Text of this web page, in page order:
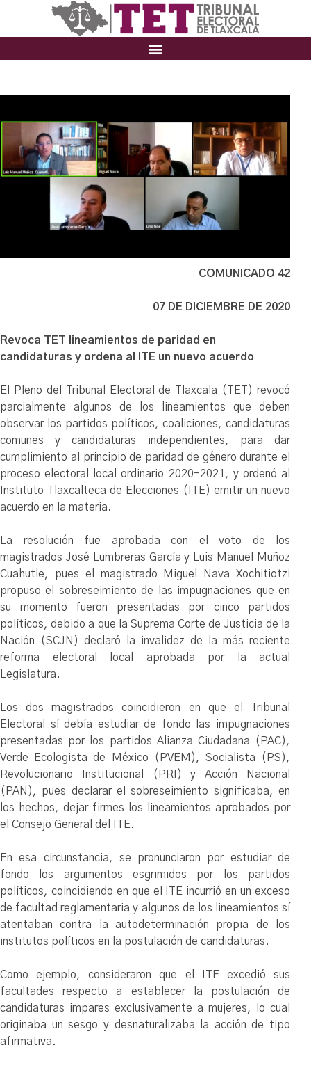
COMUNICADO 42
07 DE DICIEMBRE DE 2020
Revoca TET lineamientos de paridad en
candidaturas y ordena al ITE un nuevo acuerdo
El Pleno del Tribunal Electoral de Tlaxcala (TET) revocó
parcialmente algunos de los lineamientos que deben
observar los partidos políticos, coaliciones, candidaturas
comunes y candidaturas independientes, para dar
cumplimiento al principio de paridad de género durante el
proceso electoral local ordinario 2020-2021, y ordenó al
Instituto Tlaxcalteca de Elecciones (ITE) emitir un nuevo
acuerdo en la materia.
La resolución fue aprobada con el voto de los
magistrados José Lumbreras García y Luis Manuel Muñoz
Cuahutle, pues el magistrado Miguel Nava Xochitiotzi
propuso el sobreseimiento de las impugnaciones que en
su momento fueron presentadas por cinco partidos
políticos, debido a que la Suprema Corte de Justicia de la
Nación (SCJN) declaró la invalidez de la más reciente
reforma electoral local aprobada por la actual
Legislatura.
Los dos magistrados coincidieron en que el Tribunal
Electoral sí debía estudiar de fondo las impugnaciones
presentadas por los partidos Alianza Ciudadana (PAC),
Verde Ecologista de México (PVEM), Socialista (PS),
Revolucionario Institucional (PRI) y Acción Nacional
(PAN), pues declarar el sobreseimiento significaba, en
los hechos, dejar firmes los lineamientos aprobados por
el Consejo General del ITE.
En esa circunstancia, se pronunciaron por estudiar de
fondo los argumentos esgrimidos por los partidos
políticos, coincidiendo en que el ITE incurrió en un exceso
de facultad reglamentaria y algunos de los lineamientos sí
atentaban contra la autodeterminación propia de los
institutos políticos en la postulación de candidaturas.
Como ejemplo, consideraron que el ITE excedió sus
facultades respecto a establecer la postulación de
candidaturas impares exclusivamente a mujeres, lo cual
originaba un sesgo y desnaturalizaba la acción de tipo
afirmativa.